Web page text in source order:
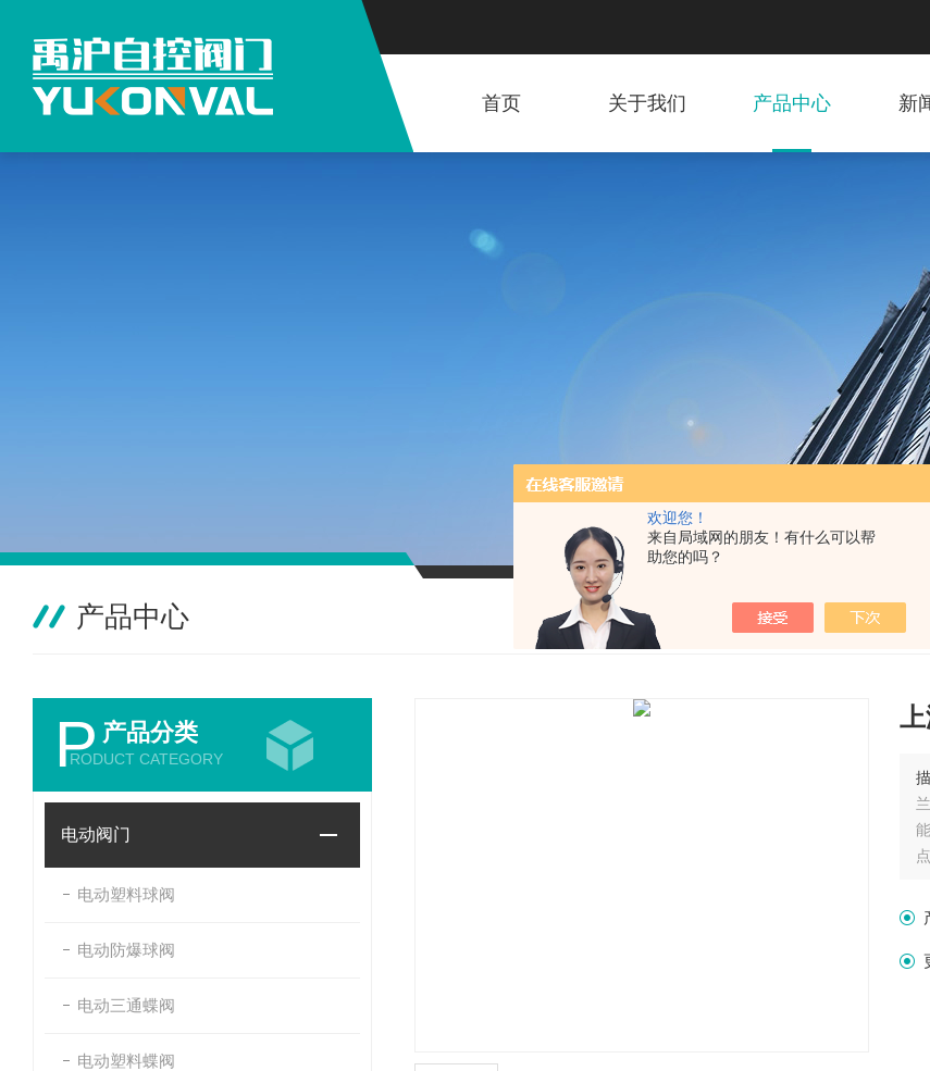
欢迎您！
来自局域网的朋友！有什么可以帮
助您的吗？
首页 关于我们 产品中心 新
产品中心 我的位置：首页
P 产品分类
RODUCT CATEGORY
电动阀门
电动塑料球阀
电动防爆球阀
电动三通蝶阀
电动塑料蝶阀